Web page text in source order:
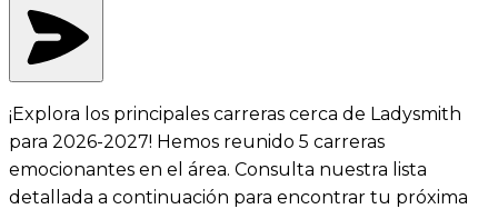
¡Explora los principales carreras cerca de Ladysmith
para 2026-2027! Hemos reunido 5 carreras
emocionantes en el área. Consulta nuestra lista
detallada a continuación para encontrar tu próxima